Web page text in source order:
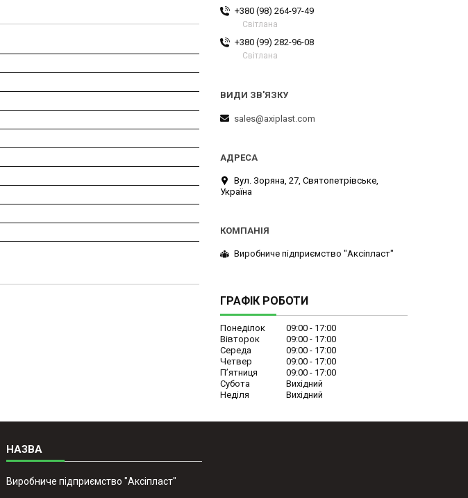
+380 (98) 264-97-49
Світлана
+380 (99) 282-96-08
Світлана
sales@axiplast.com
Вул. Зоряна, 27, Святопетрівське,
Україна
Виробниче підприємство "Аксіпласт"
ГРАФІК РОБОТИ
Понеділок 09:00
17:00
Вівторок
09:00
17:00
Середа
09:00
17:00
Четвер
09:00
17:00
Пʼятниця
09:00
17:00
Субота
Вихідний
Неділя
Вихідний
Виробниче підприємство "Аксіпласт"